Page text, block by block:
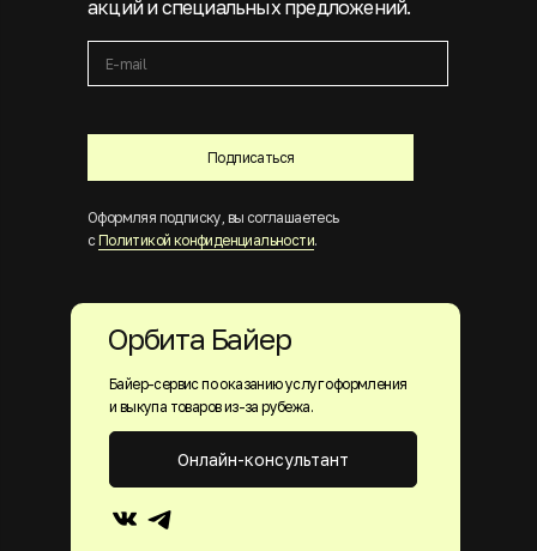
Подписаться
акций и специальных предложений.
Оформляя подписку, вы соглашаетесь
с Политикой конфиденциальности.
Байер-сервис по оказанию услуг оформления
и выкупа товаров из-за рубежа.
Онлайн-консультант
Орбита Байер